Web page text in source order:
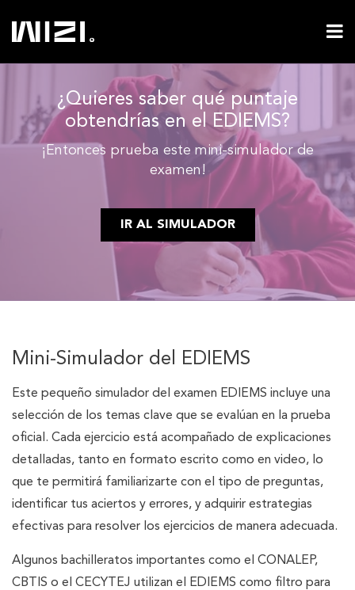
¿Quieres saber qué puntaje
obtendrías en el EDIEMS?
¡Entonces prueba este mini-simulador de
examen!
IR AL SIMULADOR
Mini-Simulador del EDIEMS
Este pequeño simulador del examen EDIEMS incluye una
selección de los temas clave que se evalúan en la prueba
oficial. Cada ejercicio está acompañado de explicaciones
detalladas, tanto en formato escrito como en video, lo
que te permitirá familiarizarte con el tipo de preguntas,
identificar tus aciertos y errores, y adquirir estrategias
efectivas para resolver los ejercicios de manera adecuada.
Algunos bachilleratos importantes como el CONALEP,
CBTIS o el CECYTEJ utilizan el EDIEMS como filtro para